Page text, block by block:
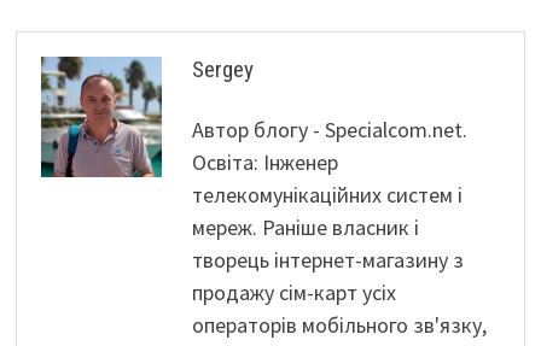
Sergey
Автор блогу - Specialcom.net.
Освіта: Інженер
телекомунікаційних систем і
мереж. Раніше власник і
творець інтернет-магазину з
продажу сім-карт усіх
операторів мобільного зв'язку,